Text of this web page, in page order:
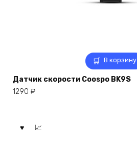
В корзину
Датчик скорости Coospo BK9S
1290 ₽